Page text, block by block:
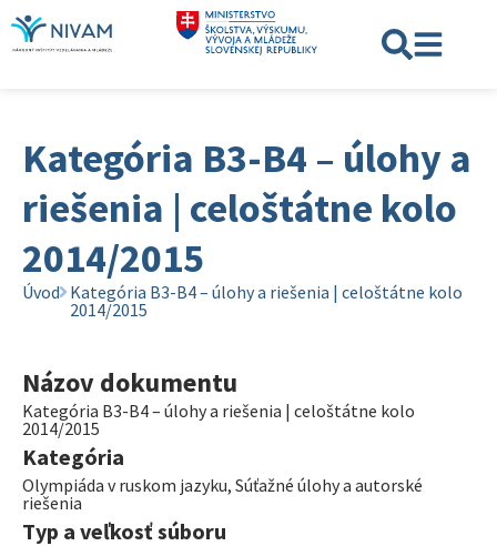
Kategória B3-B4 – úlohy a
riešenia | celoštátne kolo
2014/2015
Úvod Kategória B3-B4 – úlohy a riešenia | celoštátne kolo
2014/2015
Názov dokumentu
Kategória B3-B4 – úlohy a riešenia | celoštátne kolo
2014/2015
Kategória
Olympiáda v ruskom jazyku, Súťažné úlohy a autorské
riešenia
Typ a veľkosť súboru